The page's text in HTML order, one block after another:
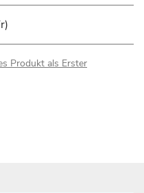
Produkt als Erster